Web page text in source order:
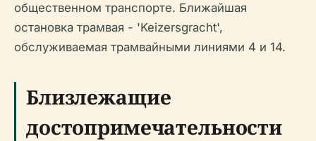
общественном транспорте. Ближайшая
остановка трамвая - 'Keizersgracht',
обслуживаемая трамвайными линиями 4 и 14.
Близлежащие
достопримечательности